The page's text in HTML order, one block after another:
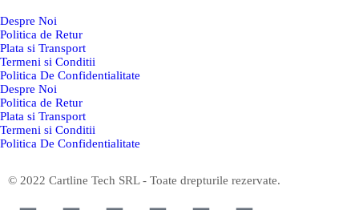
Despre Noi
Politica de Retur
Plata si Transport
Termeni si Conditii
Politica De Confidentialitate
Despre Noi
Politica de Retur
Plata si Transport
Termeni si Conditii
Politica De Confidentialitate
© 2022 Cartline Tech SRL - Toate drepturile rezervate.